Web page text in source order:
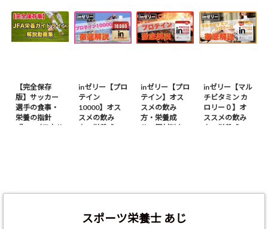
てみた！
～
【完全保存
版】サッカー
選手の食事・
栄養の指針
『JFA（日本サ
inゼリー【プロ
テイン
10000】オス
スメの飲み
方・栄養成
inゼリー【プロ
テイン】オス
スメの飲み
方・栄養成
分・原材料な
inゼリー【マル
チビタミン カ
ロリー０】オ
ススメの飲み
方・栄養成
スポーツ栄養士 あじ